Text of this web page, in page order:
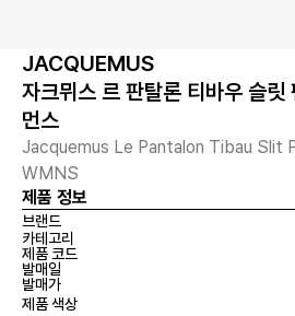
JACQUEMUS
자크뮈스 르 판탈론 티바우 슬릿
먼스
Jacquemus Le Pantalon Tibau Slit
WMNS
제품 정보
브랜드
카테고리
제품 코드
발매일
발매가
제품 색상